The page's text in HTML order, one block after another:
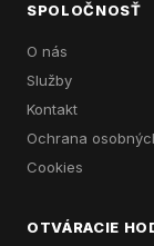
SPOLOČNOSŤ
O nás
Služby
Kontakt
Ochrana
Cookies
OTVÁRACIE